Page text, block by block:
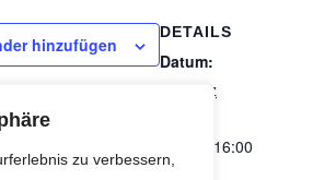
zu verbessern,
hinzufügen
DETAILS
Datum:
31 März
14:30 - 16:00